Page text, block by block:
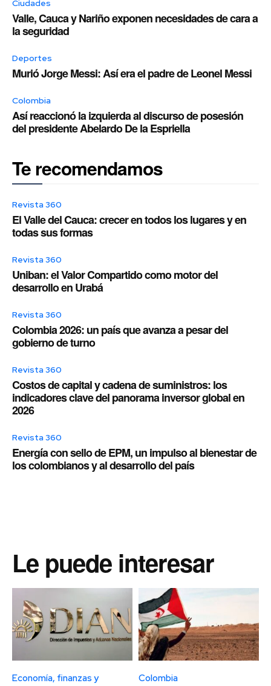
Ciudades
Valle, Cauca y Nariño exponen necesidades de cara a
la seguridad
Deportes
Murió Jorge Messi: Así era el padre de Leonel Messi
Colombia
Así reaccionó la izquierda al discurso de posesión
del presidente Abelardo De la Espriella
Te recomendamos
Revista 360
El Valle del Cauca: crecer en todos los lugares y en
todas sus formas
Revista 360
Uniban: el Valor Compartido como motor del
desarrollo en Urabá
Revista 360
Colombia 2026: un país que avanza a pesar del
gobierno de turno
Revista 360
Costos de capital y cadena de suministros: los
indicadores clave del panorama inversor global en
2026
Revista 360
Energía con sello de EPM, un impulso al bienestar de
los colombianos y al desarrollo del país
Le puede interesar
Economía, finanzas y
Colombia